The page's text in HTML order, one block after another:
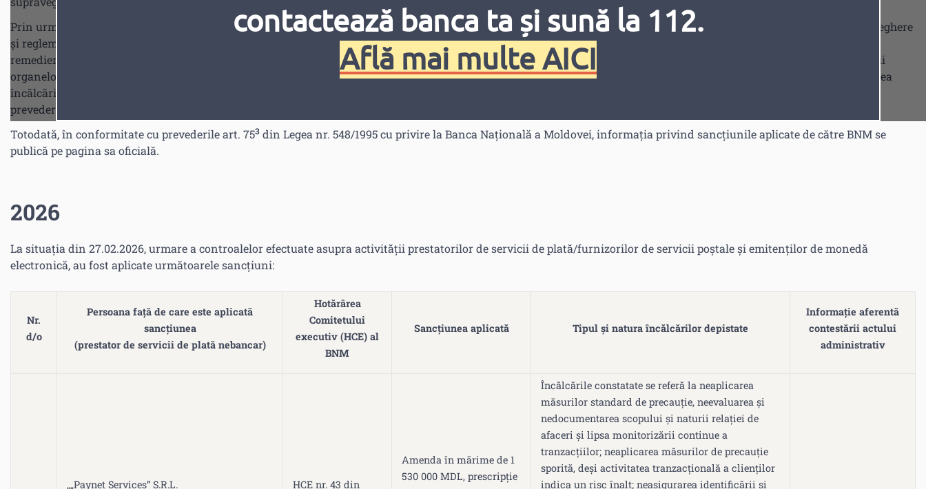
Fonturi Cursor
contactează banca ta și sună la 112.
Află mai multe AICI
Prin urmare, în conformitate cu prevederile art. 94 din Legea nr. 114/2012 cu privire la serviciile de plată și moneda electronică, în scopul exercitării atribuției de supraveghere
și reglementare a activității de prestare a serviciilor de plată și de emitere a monedei electronice, autoritatea de supraveghere este împuternicită să dispună măsuri de
remediere și să aplice sancțiuni prestatorului de servicii de plată și emitentului de monedă electronică dacă aceștia, acționarii/asociații, organele de conducere, membrii
organelor de conducere, persoanele care dețin funcții-cheie ori angajații, sucursalele, agenții sau furnizorii funcțiilor externalizate, au comis încălcări. Astfel, constatarea
încălcărilor, precum și aplicarea sancțiunilor, a măsurilor sancționatoare, a măsurilor de supraveghere şi a măsurilor de remediere, se efectuează în conformitate cu
prevederile art. 75
Totodată, în conformitate cu prevederile art. 753 din Legea nr. 548/1995 cu privire la Banca Națională a Moldovei, informația privind sancțiunile aplicate de către BNM se
publică pe pagina sa oficială.
2026
La situația din 27.02.2026, urmare a controalelor efectuate asupra activității prestatorilor de servicii de plată/furnizorilor de servicii poștale și emitenților de monedă
electronică, au fost aplicate următoarele sancțiuni:
Nr.
d/o
Persoana față de care este aplicată
sancțiunea
(prestator de servicii de plată nebancar)
Hotărârea
Comitetului
executiv (HCE) al
BNM
Sancțiunea aplicată Tipul și natura încălcărilor depistate
Informație aferentă
contestării actului
administrativ
„„Paynet Services” S.R.L.
HCE nr. 43 din
Amenda în mărime de 1
530 000 MDL, prescripție
Încălcările constatate se referă la neaplicarea
măsurilor standard de precauție, neevaluarea și
nedocumentarea scopului și naturii relației de
afaceri și lipsa monitorizării continue a
tranzacțiilor; neaplicarea măsurilor de precauție
sporită, deși activitatea tranzacțională a clienților
indica un risc înalt; neasigurarea identificării și